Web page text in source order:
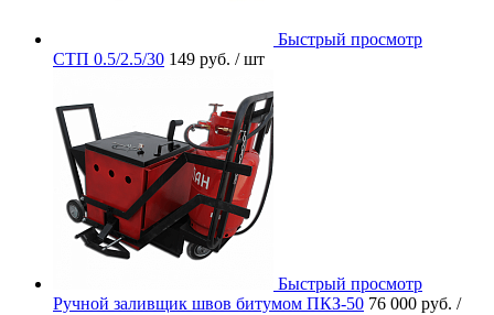
Быстрый просмотр
СТП 0.5/2.5/30 149 руб. / шт
Быстрый просмотр
Ручной заливщик швов битумом ПКЗ-50 76 000 руб. /